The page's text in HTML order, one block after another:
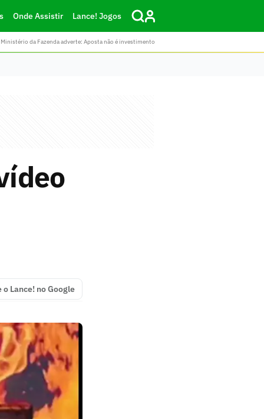
Onde Assistir Lance! Jogos
da Fazenda adverte: Aposta não é investimento
o Lance! no Google